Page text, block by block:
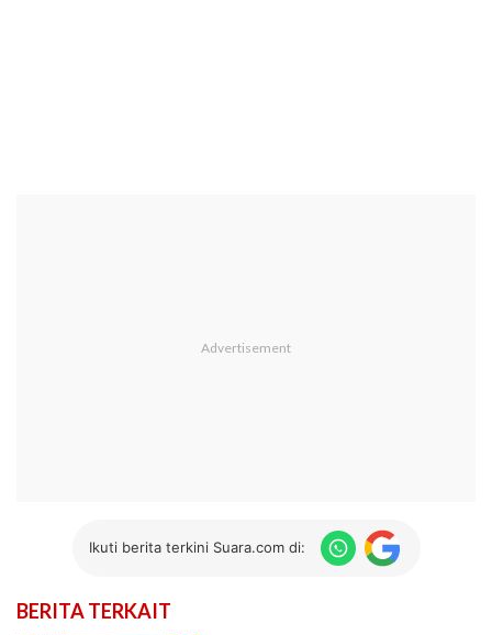
Ikuti berita terkini Suara.com di:
BERITA TERKAIT